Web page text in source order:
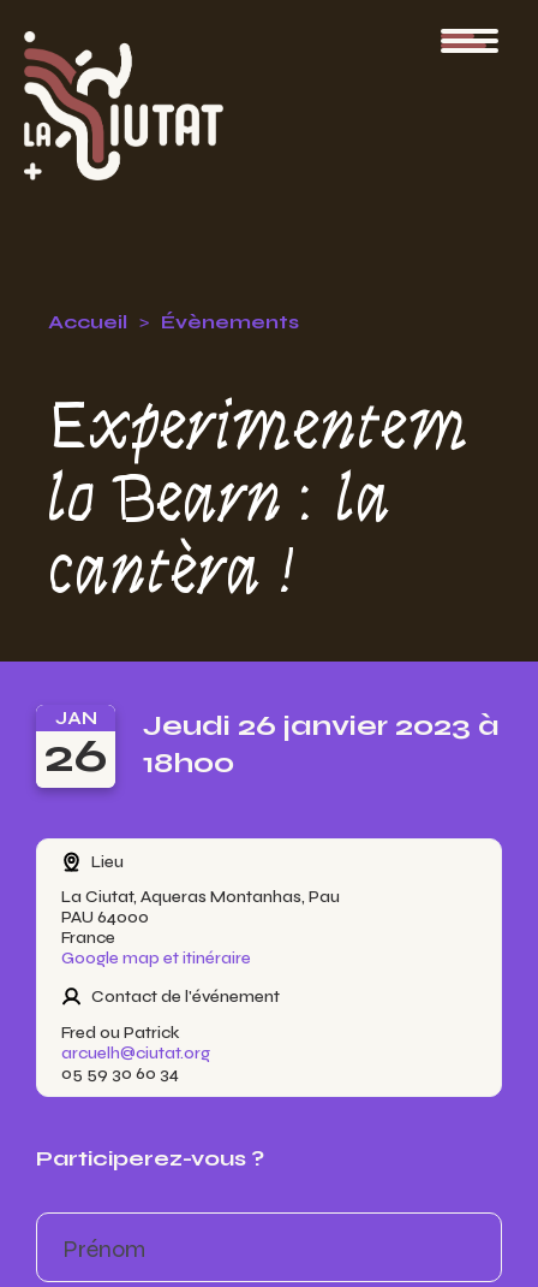
Accueil Évènements
Experimentem
lo Bearn : la
cantèra !
JAN
26
Jeudi 26 janvier 2023 à
18h00
Lieu
La Ciutat, Aqueras Montanhas, Pau
PAU 64000
France
Google map et itinéraire
Contact de l'événement
Fred ou Patrick
arcuelh@ciutat.org
05 59 30 60 34
Participerez-vous ?
Prénom